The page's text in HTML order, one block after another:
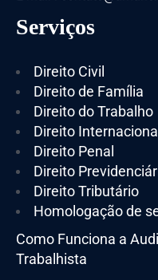
Serviços
Direito Civil
Direito de Família
Direito do Trabalho
Direito
Direito Penal
Direito
Direito Tributário
Homologação de
Como Funciona a
Trabalhista